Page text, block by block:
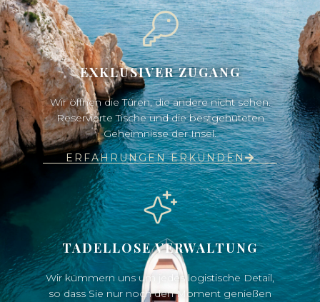
EXKLUSIVER ZUGANG
Wir öffnen die Türen, die andere nicht sehen.
Reservierte Tische und die bestgehüteten
Geheimnisse der Insel.
ERFAHRUNGEN ERKUNDEN
TADELLOSE VERWALTUNG
Wir kümmern uns um jedes logistische Detail,
so dass Sie nur noch den Moment genießen